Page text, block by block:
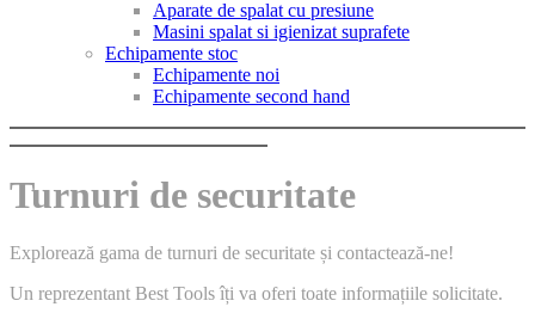
Aparate de spalat cu presiune
Masini spalat si igienizat suprafete
Echipamente stoc
Echipamente noi
Echipamente second hand
Turnuri de securitate
Explorează gama de turnuri de securitate și contactează-ne!
Un reprezentant Best Tools îți va oferi toate informațiile solicitate.